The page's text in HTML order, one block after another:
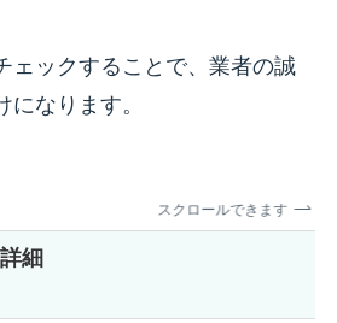
ェックすることで、業者の誠
なります。
スクロールできます
詳細